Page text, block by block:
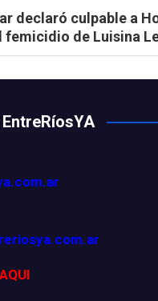
declaró culpable a
femicidio de Luisina